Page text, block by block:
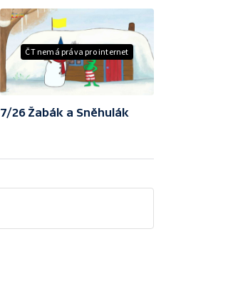
ČT nemá práva pro internet
7/26 Žabák a Sněhulák